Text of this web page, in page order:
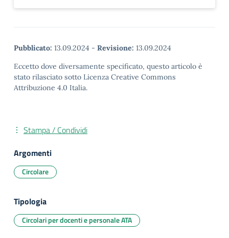
Pubblicato: 13.09.2024 - Revisione: 13.09.2024
Eccetto dove diversamente specificato, questo articolo è
stato rilasciato sotto Licenza Creative Commons
Attribuzione 4.0 Italia.
Stampa / Condividi
Argomenti
Circolare
Tipologia
Circolari per docenti e personale ATA